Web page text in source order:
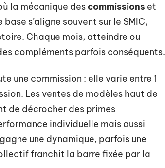
la mécanique des commissions et
base s’aligne souvent sur le SMIC,
Chaque mois, atteindre ou
compléments parfois conséquents.
une commission : elle varie entre 1
Les ventes de modèles haut de
de décrocher des primes
individuelle mais aussi
une dynamique, parfois une
franchit la barre fixée par la